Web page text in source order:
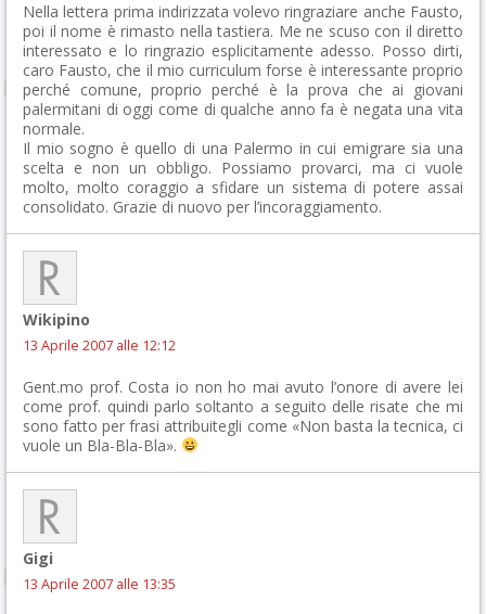
Nella lettera prima indirizzata volevo ringraziare anche Fausto,
poi il nome è rimasto nella tastiera. Me ne scuso con il diretto
interessato e lo ringrazio esplicitamente adesso. Posso dirti,
caro Fausto, che il mio curriculum forse è interessante proprio
perché comune, proprio perché è la prova che ai giovani
palermitani di oggi come di qualche anno fa è negata una vita
normale.
Il mio sogno è quello di una Palermo in cui emigrare sia una
scelta e non un obbligo. Possiamo provarci, ma ci vuole
molto, molto coraggio a sfidare un sistema di potere assai
consolidato. Grazie di nuovo per l’incoraggiamento.
Wikipino
13 Aprile 2007 alle 12:12
Gent.mo prof. Costa io non ho mai avuto l’onore di avere lei
come prof. quindi parlo soltanto a seguito delle risate che mi
sono fatto per frasi attribuitegli come «Non basta la tecnica, ci
vuole un Bla-Bla-Bla».
Gigi
13 Aprile 2007 alle 13:35